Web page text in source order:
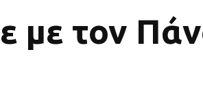
με τον